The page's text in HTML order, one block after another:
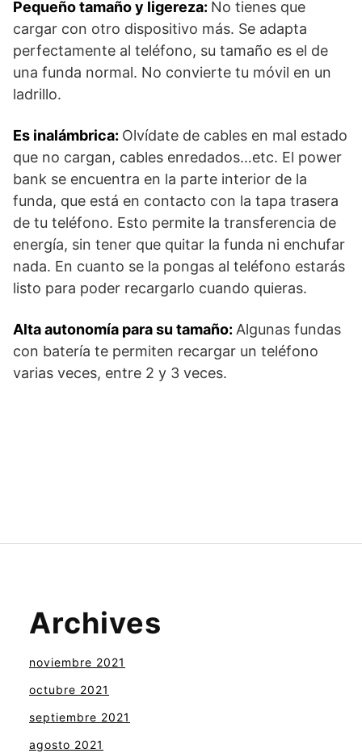
Pequeño tamaño y ligereza: No tienes que
cargar con otro dispositivo más. Se adapta
perfectamente al teléfono, su tamaño es el de
una funda normal. No convierte tu móvil en un
ladrillo.
Es inalámbrica: Olvídate de cables en mal estado
que no cargan, cables enredados…etc. El power
bank se encuentra en la parte interior de la
funda, que está en contacto con la tapa trasera
de tu teléfono. Esto permite la transferencia de
energía, sin tener que quitar la funda ni enchufar
nada. En cuanto se la pongas al teléfono estarás
listo para poder recargarlo cuando quieras.
Alta autonomía para su tamaño: Algunas fundas
con batería te permiten recargar un teléfono
varias veces, entre 2 y 3 veces.
Archives
noviembre 2021
octubre 2021
septiembre 2021
agosto 2021